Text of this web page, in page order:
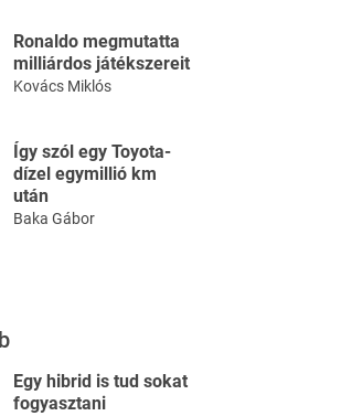
Ronaldo megmutatta
milliárdos játékszereit
Kovács Miklós
Így szól egy Toyota-
dízel egymillió km
után
Baka Gábor
Egy hibrid is tud sokat
fogyasztani